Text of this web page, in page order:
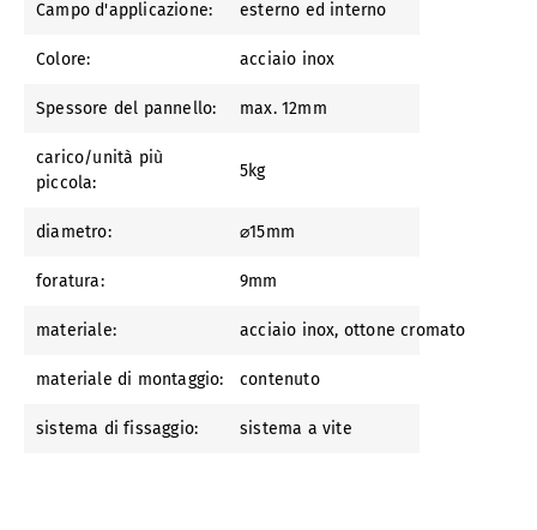
Campo d'applicazione: esterno ed interno
Colore: acciaio inox
Spessore del pannello: max. 12mm
carico/unità più
piccola:
5kg
diametro: ⌀15mm
foratura: 9mm
materiale: acciaio inox, ottone cromato
materiale di montaggio: contenuto
sistema di fissaggio: sistema a vite